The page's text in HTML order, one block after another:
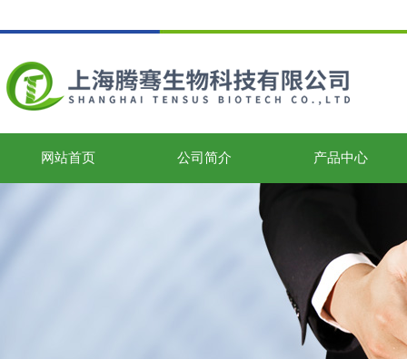
网站首页 公司简介 产品中心